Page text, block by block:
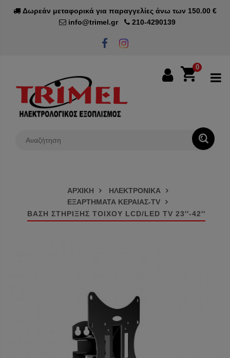
Δωρεάν μεταφορικά για παραγγελίες άνω των 150.00 €
info@trimel.gr
210-4290139
0
ΑΡΧΙΚΗ
ΗΛΕΚΤΡΟΝΙΚΑ
ΕΞΑΡΤΗΜΑΤΑ ΚΕΡΑΙΑΣ-TV
ΒΑΣΗ ΣΤΗΡΙΞΗΣ ΤΟΙΧΟΥ LCD/LED TV 23''-42''